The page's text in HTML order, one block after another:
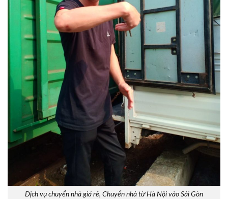
Dịch vụ chuyển nhà giá rẻ, Chuyển nhà từ Hà Nội vào Sài Gòn